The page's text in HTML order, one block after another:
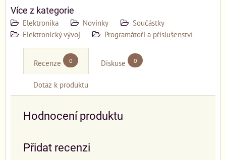
Více z kategorie
Elektronika Novinky
Součástky
Elektronický vývoj
Programátoři a příslušenství
Recenze 0 Diskuse 0
Dotaz k produktu
Hodnocení produktu
Přidat recenzi